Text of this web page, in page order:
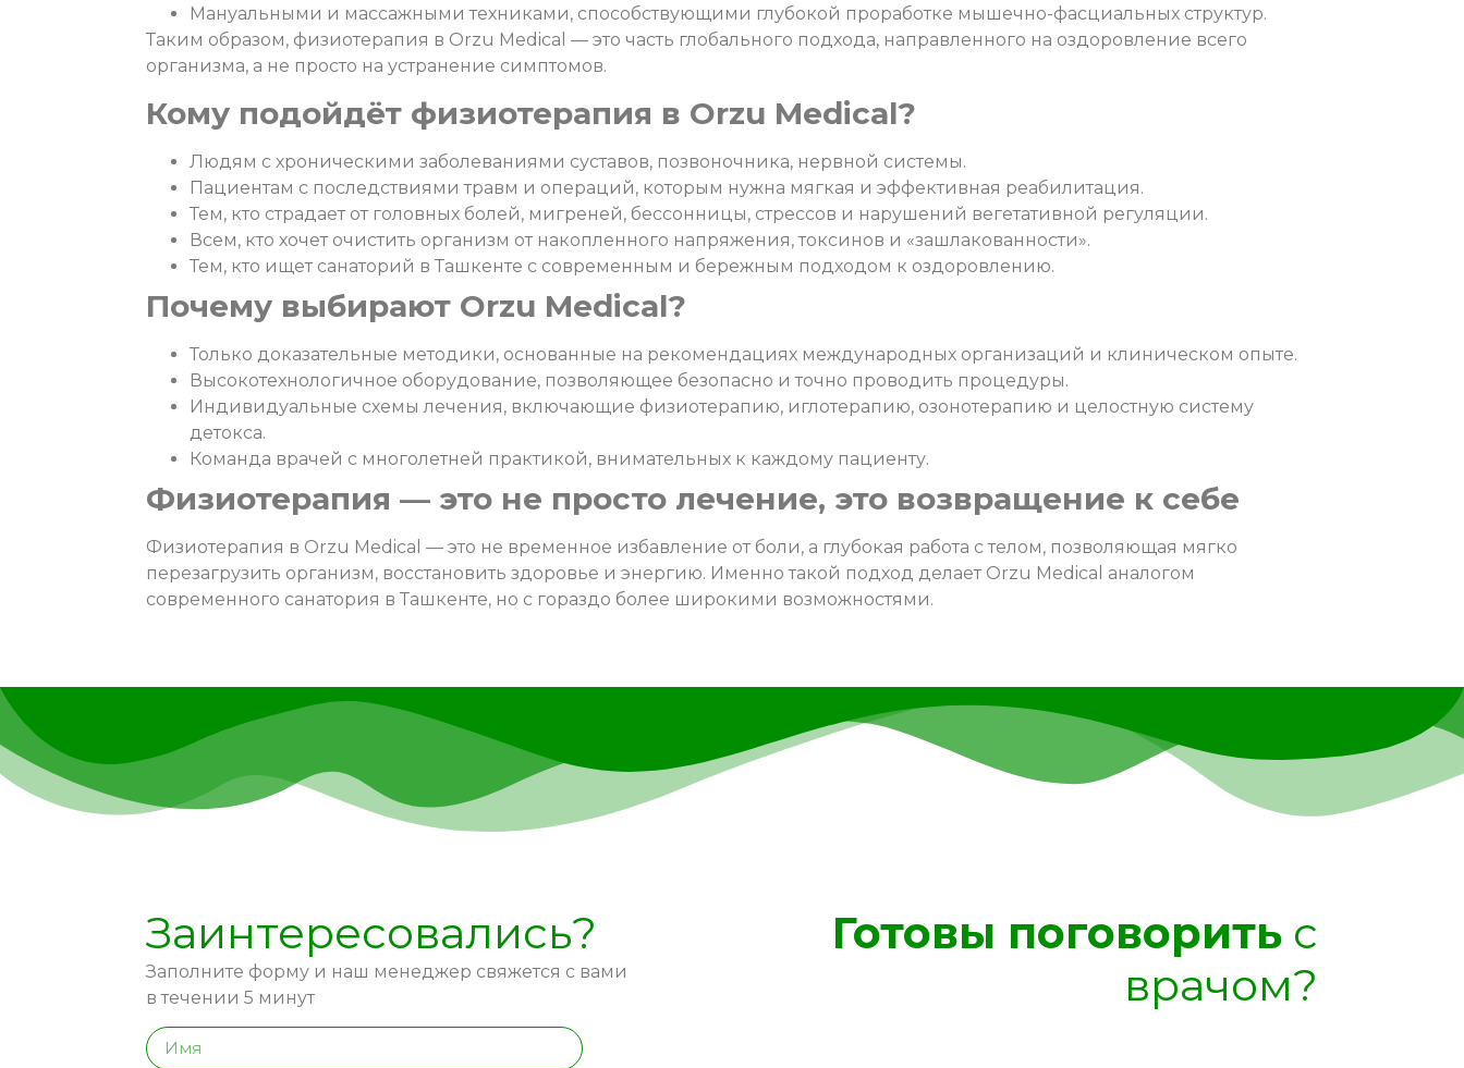
Мануальными и массажными техниками, способствующими глубокой проработке мышечно-фасциальных структур.
Таким образом, физиотерапия в Orzu Medical — это часть глобального подхода, направленного на оздоровление всего
организма, а не просто на устранение симптомов.
Кому подойдёт физиотерапия в Orzu Medical?
Людям с хроническими заболеваниями суставов, позвоночника, нервной системы.
Пациентам с последствиями травм и операций, которым нужна мягкая и эффективная реабилитация.
Тем, кто страдает от головных болей, мигреней, бессонницы, стрессов и нарушений вегетативной регуляции.
Всем, кто хочет очистить организм от накопленного напряжения, токсинов и «зашлакованности».
Тем, кто ищет санаторий в Ташкенте с современным и бережным подходом к оздоровлению.
Почему выбирают Orzu Medical?
Только доказательные методики, основанные на рекомендациях международных организаций и клиническом опыте.
Высокотехнологичное оборудование, позволяющее безопасно и точно проводить процедуры.
Индивидуальные схемы лечения, включающие физиотерапию, иглотерапию, озонотерапию и целостную систему
детокса.
Команда врачей с многолетней практикой, внимательных к каждому пациенту.
Физиотерапия — это не просто лечение, это возвращение к себе
Физиотерапия в Orzu Medical — это не временное избавление от боли, а глубокая работа с телом, позволяющая мягко
перезагрузить организм, восстановить здоровье и энергию. Именно такой подход делает Orzu Medical аналогом
современного санатория в Ташкенте, но с гораздо более широкими возможностями.
Заинтересовались?
Заполните форму и наш менеджер свяжется с вами
в течении 5 минут
Готовы поговоритьс
врачом?